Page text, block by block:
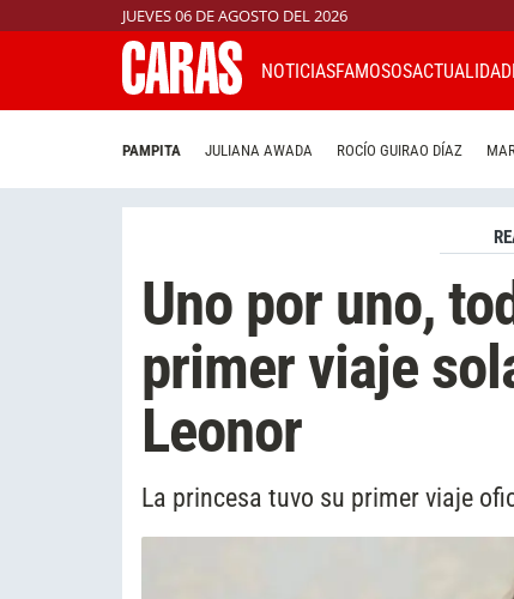
JUEVES 06 DE AGOSTO DEL 2026
NOTICIASFAMOSOSACTUALIDAD
PAMPITA JULIANA AWADA ROCÍO GUIRAO DÍAZ
Uno por uno,
primer viaje
Leonor
La princesa tuvo su primer viaje